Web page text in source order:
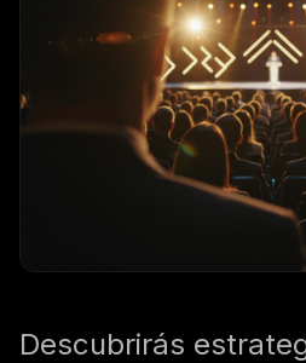
Descubrirás